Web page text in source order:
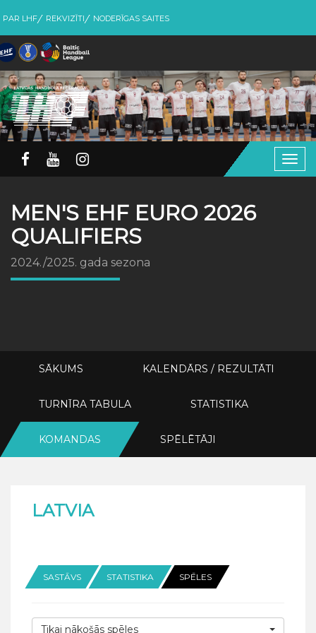
PAR LHF REKVIZĪTI NODERĪGAS SAITES
MEN'S EHF EURO 2026
QUALIFIERS
2024./2025. gada sezona
SĀKUMS KALENDĀRS / REZULTĀTI
TURNĪRA TABULA STATISTIKA
KOMANDAS SPĒLĒTĀJI
LATVIA
SASTĀVS STATISTIKA SPĒLES
Tikai nākošās spēles